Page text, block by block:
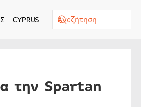
CYPRUS
την Spartan